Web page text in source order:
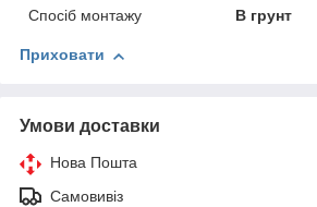
Спосіб монтажу
В грунт
Приховати
Умови доставки
Нова Пошта
Самовивіз